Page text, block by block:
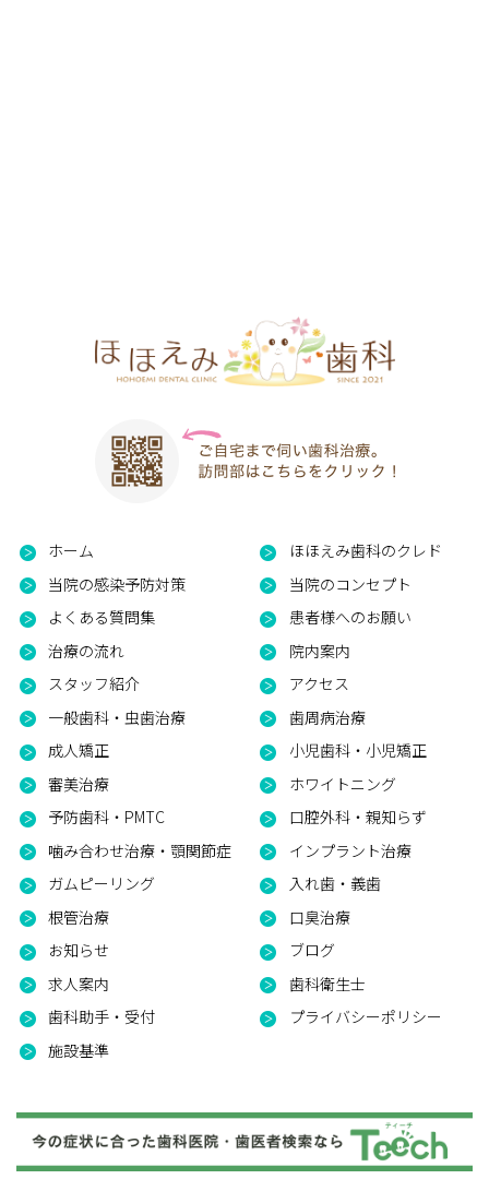
ホーム
ほほえみ歯科のクレド
当院の感染予防対策
当院のコンセプト
よくある質問集
患者様へのお願い
治療の流れ
院内案内
スタッフ紹介
アクセス
一般歯科・虫歯治療
歯周病治療
成人矯正
小児歯科・小児矯正
審美治療
ホワイトニング
予防歯科・PMTC
口腔外科・親知らず
噛み合わせ治療・顎関節症
インプラント治療
ガムピーリング
入れ歯・義歯
根管治療
口臭治療
お知らせ
ブログ
求人案内
歯科衛生士
歯科助手・受付
プライバシーポリシー
施設基準